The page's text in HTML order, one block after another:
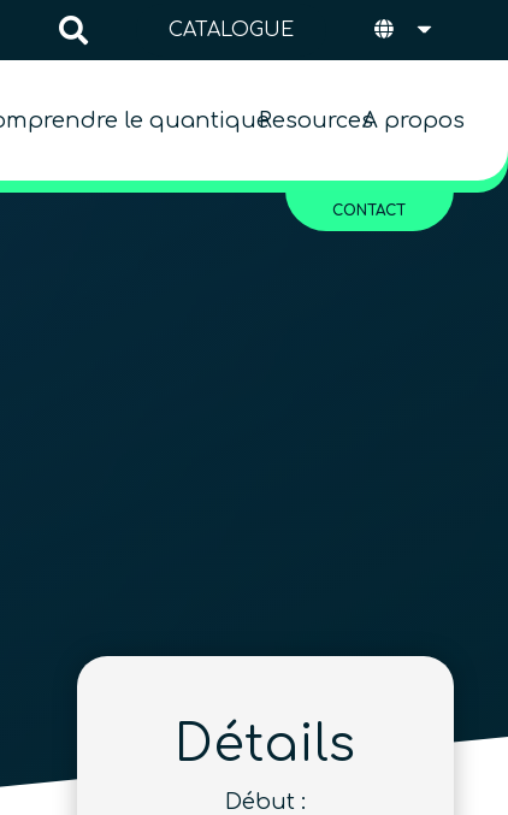
CATALOGUE
le quantiqueResourcesA propos
CONTACT
Détails
Début :